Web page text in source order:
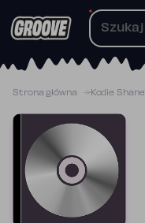
do
Strona główna Kodie Shane